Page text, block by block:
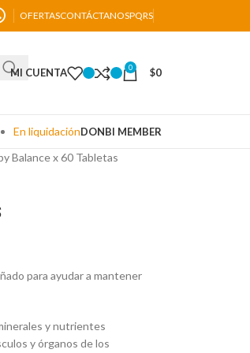
OFERTASCONTÁCTANOSPQRS
MI CUENTA 0 $0
En liquidaciónDONBI MEMBER
Balance x 60 Tabletas
para ayudar a mantener
y nutrientes
y órganos de los